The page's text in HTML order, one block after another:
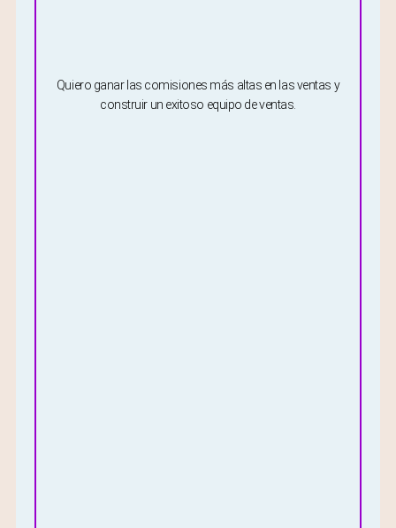
Quiero ganar las comisiones más altas en las ventas y
construir un exitoso equipo de ventas.